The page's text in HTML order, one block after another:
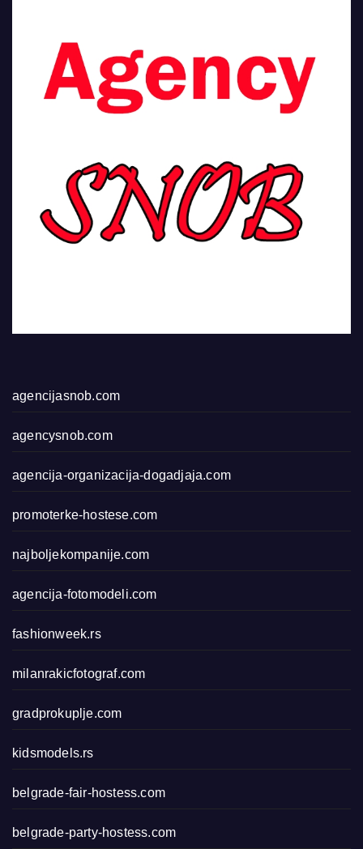
agencijasnob.com
agencysnob.com
agencija-organizacija-dogadjaja.com
promoterke-hostese.com
najboljekompanije.com
agencija-fotomodeli.com
fashionweek.rs
milanrakicfotograf.com
gradprokuplje.com
kidsmodels.rs
belgrade-fair-hostess.com
belgrade-party-hostess.com